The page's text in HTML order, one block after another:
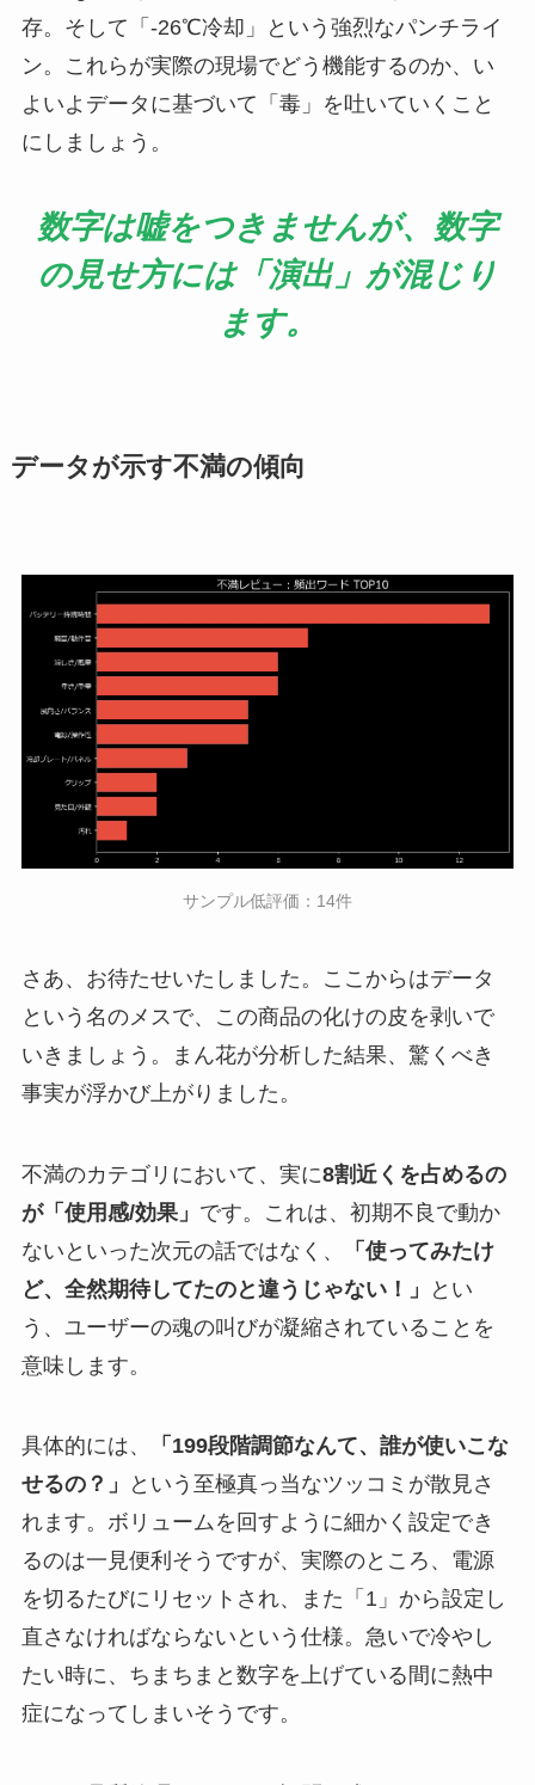
存。そして「-26℃冷却」という強烈なパンチライ
ン。これらが実際の現場でどう機能するのか、い
よいよデータに基づいて「毒」を吐いていくこと
にしましょう。
数字は嘘をつきませんが、数字
の見せ方には「演出」が混じり
ます。
データが示す不満の傾向
サンプル低評価：14件
さあ、お待たせいたしました。ここからはデータ
という名のメスで、この商品の化けの皮を剥いで
いきましょう。まん花が分析した結果、驚くべき
事実が浮かび上がりました。
不満のカテゴリにおいて、実に8割近くを占めるの
が「使用感/効果」 です。これは、初期不良で動か
ないといった次元の話ではなく、
「使ってみたけ
ど、全然期待してたのと違うじゃない！」
とい
う、ユーザーの魂の叫びが凝縮されていることを
意味します。
具体的には、
「199段階調節なんて、誰が使いこな
せるの？」
という至極真っ当なツッコミが散見さ
れます。ボリュームを回すように細かく設定でき
るのは一見便利そうですが、実際のところ、電源
を切るたびにリセットされ、また「1」から設定し
直さなければならないという仕様。急いで冷やし
たい時に、ちまちまと数字を上げている間に熱中
症になってしまいそうです。